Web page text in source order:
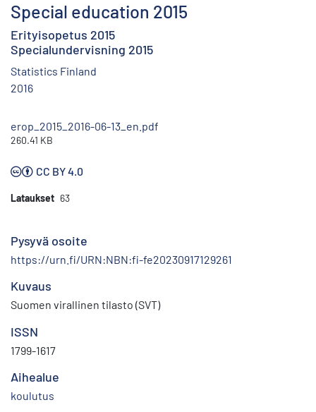
Special education 2015
Erityisopetus 2015
Specialundervisning 2015
Statistics Finland
2016
erop_2015_2016-06-13_en.pdf
260.41 KB
CC BY 4.0
Lataukset 63
Pysyvä osoite
https://urn.fi/URN:NBN:fi-fe20230917129261
Kuvaus
Suomen virallinen tilasto (SVT)
ISSN
1799-1617
Aihealue
koulutus